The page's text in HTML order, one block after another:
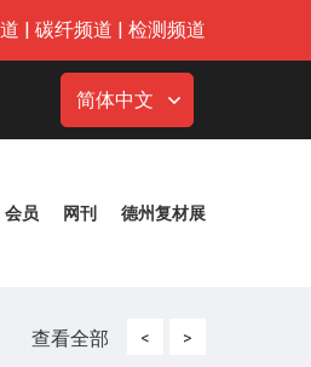
| 碳纤频道 | 检测频道
简体中文
会员 网刊 德州复材展
查看全部 < >